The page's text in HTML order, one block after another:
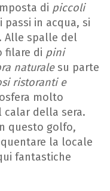
di piccoli
in acqua, si
Alle spalle del
filare di pini
naturalesu parte
ristoranti e
molto
calar della sera.
questo golfo,
la locale
fantastiche